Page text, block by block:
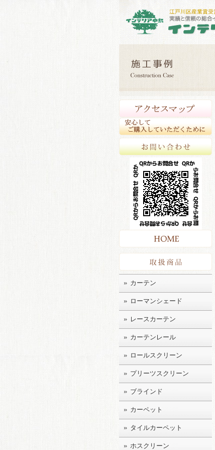
カーテン
ローマンシェード
レースカーテン
カーテンレール
ロールスクリーン
プリーツスクリーン
ブラインド
カーペット
タイルカーペット
ホスクリーン